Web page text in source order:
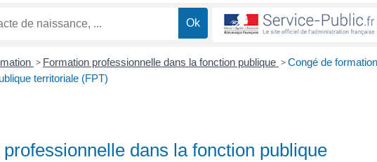
> Formation professionnelle dans la fonction publique >Congé de formation
territoriale (FPT)
dans la fonction publique